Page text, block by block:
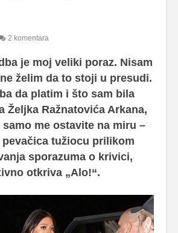
2 komentara
je moj veliki poraz. Nisam
želim da to stoji u presudi.
da platim i što sam bila
Željka Ražnatovića Arkana,
me ostavite na miru –
pevačica tužiocu prilikom
sporazuma o krivici,
otkriva „Alo!“.